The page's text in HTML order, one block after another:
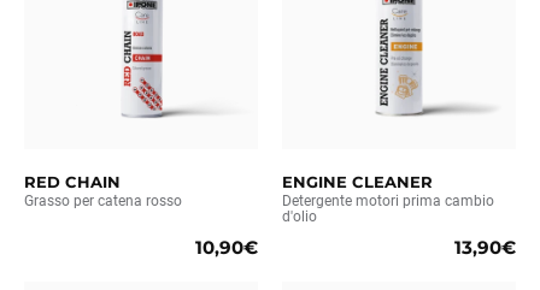
RED CHAIN
Grasso per catena rosso
10,90€
ENGINE CLEANER
Detergente motori prima cambio
d'olio
13,90€